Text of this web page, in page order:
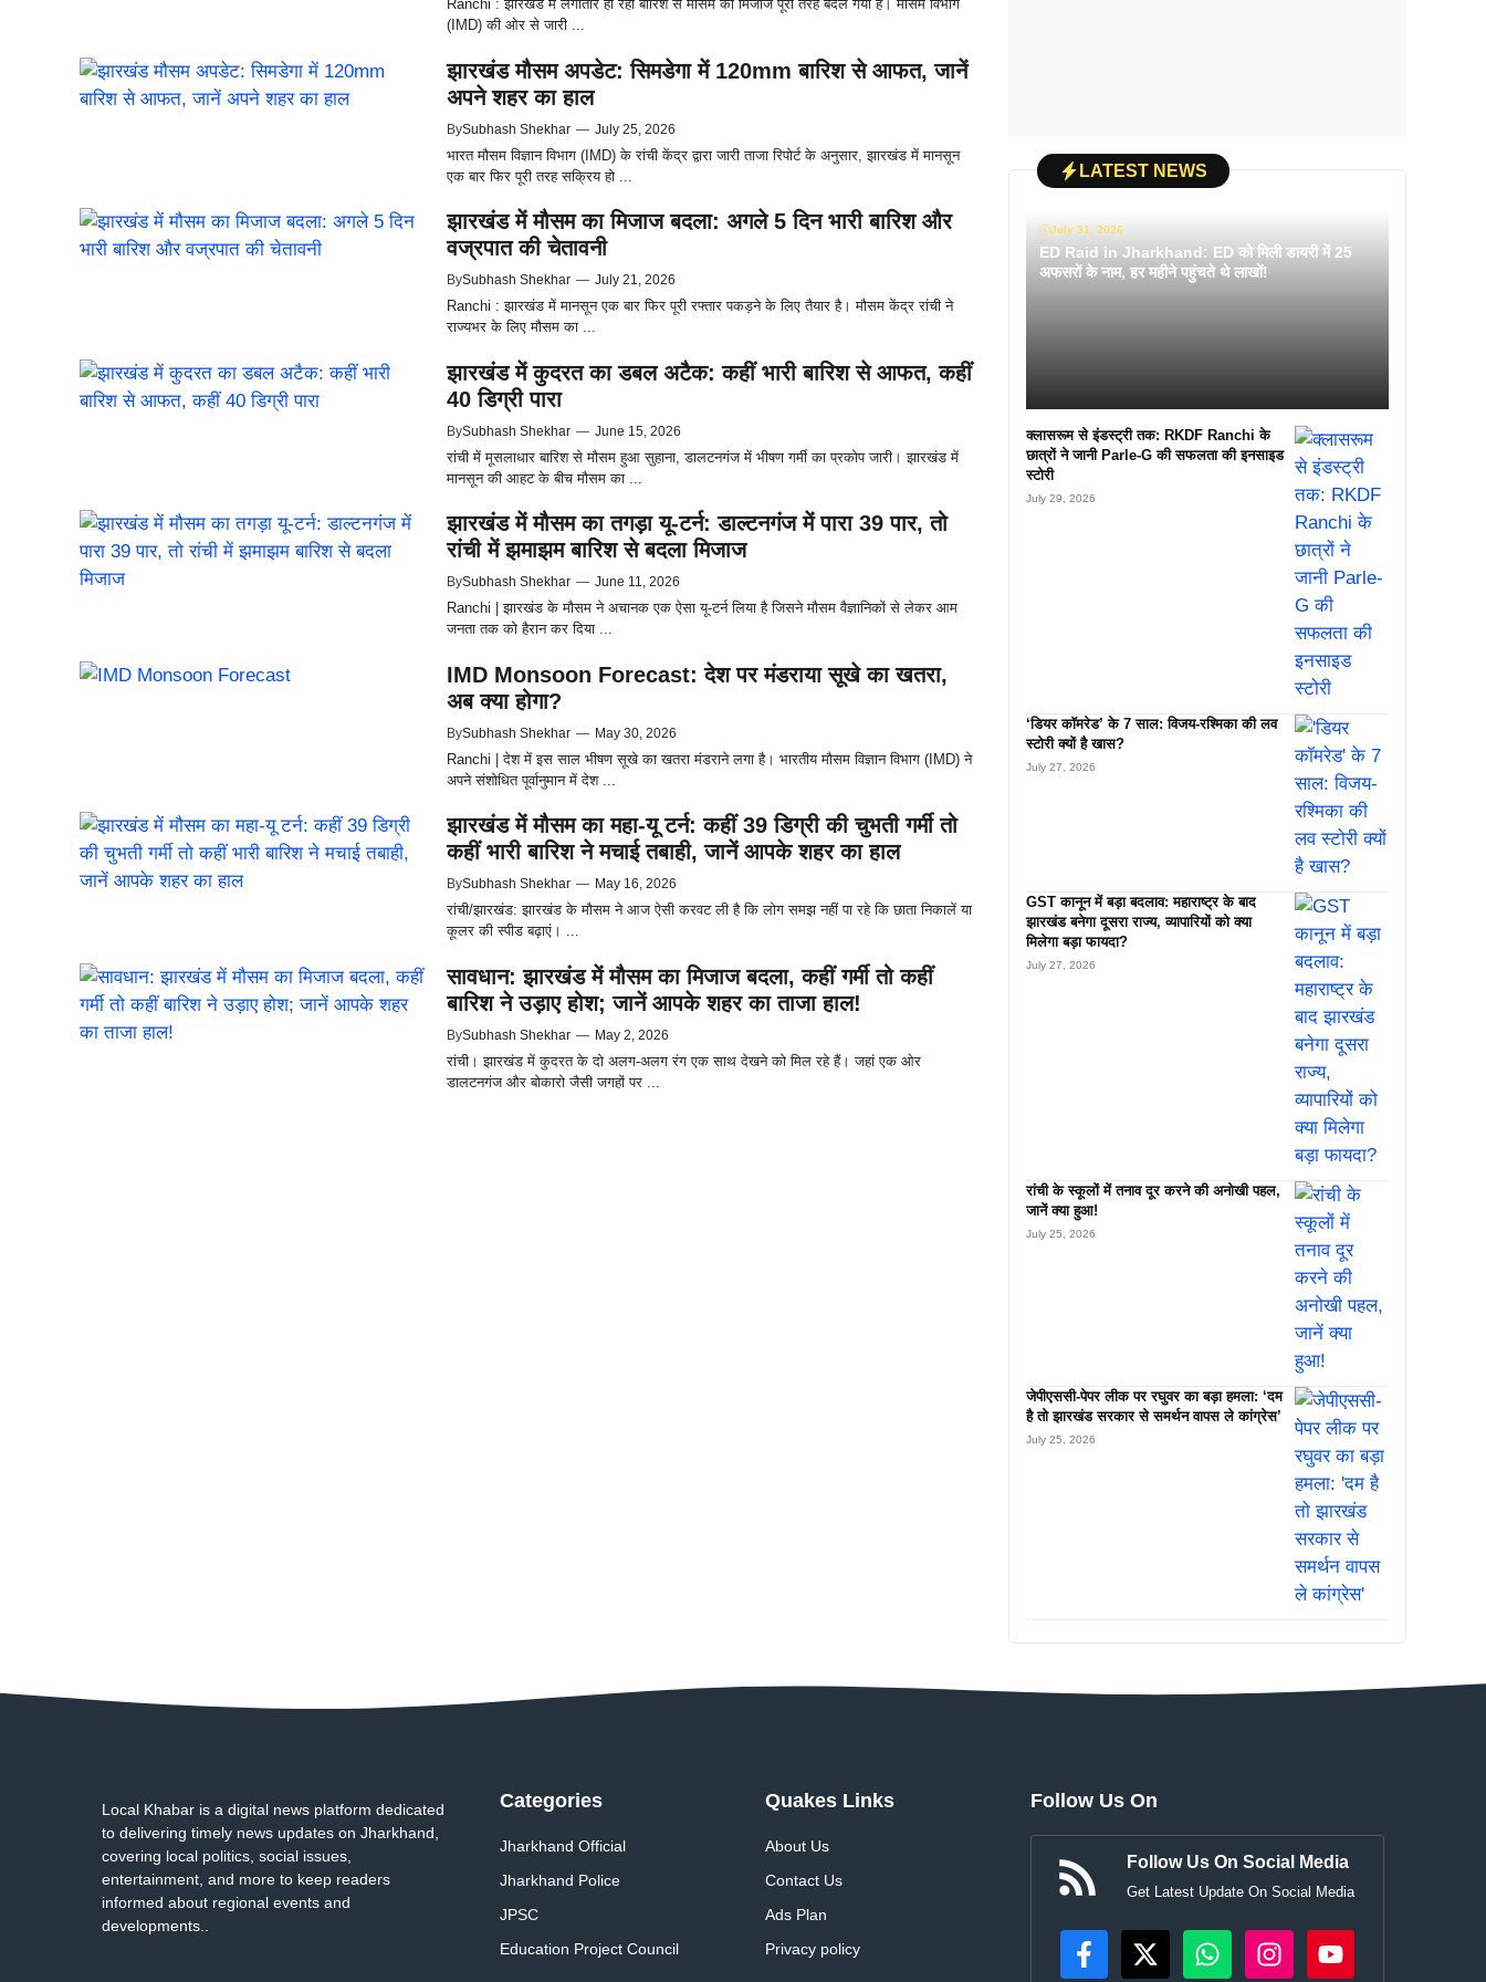
Ranchi : झारखंड में लगातार हो रही बारिश से मौसम का मिजाज पूरी तरह बदल गया है। मौसम विभाग
(IMD) की ओर से जारी ...
झारखंड मौसम अपडेट: सिमडेगा में 120mm बारिश से आफत, जानें
अपने शहर का हाल
BySubhash Shekhar — July 25, 2026
भारत मौसम विज्ञान विभाग (IMD) के रांची केंद्र द्वारा जारी ताजा रिपोर्ट के अनुसार, झारखंड में मानसून
एक बार फिर पूरी तरह सक्रिय हो ...
झारखंड में मौसम का मिजाज बदला: अगले 5 दिन भारी बारिश और
वज्रपात की चेतावनी
BySubhash Shekhar — July 21, 2026
Ranchi : झारखंड में मानसून एक बार फिर पूरी रफ्तार पकड़ने के लिए तैयार है। मौसम केंद्र रांची ने
राज्यभर के लिए मौसम का ...
झारखंड में कुदरत का डबल अटैक: कहीं भारी बारिश से आफत, कहीं
40 डिग्री पारा
BySubhash Shekhar — June 15, 2026
रांची में मूसलाधार बारिश से मौसम हुआ सुहाना, डालटनगंज में भीषण गर्मी का प्रकोप जारी। झारखंड में
मानसून की आहट के बीच मौसम का ...
झारखंड में मौसम का तगड़ा यू-टर्न: डाल्टनगंज में पारा 39 पार, तो
रांची में झमाझम बारिश से बदला मिजाज
BySubhash Shekhar — June 11, 2026
Ranchi | झारखंड के मौसम ने अचानक एक ऐसा यू-टर्न लिया है जिसने मौसम वैज्ञानिकों से लेकर आम
जनता तक को हैरान कर दिया ...
IMD Monsoon Forecast: देश पर मंडराया सूखे का खतरा,
अब क्या होगा?
BySubhash Shekhar — May 30, 2026
Ranchi | देश में इस साल भीषण सूखे का खतरा मंडराने लगा है। भारतीय मौसम विज्ञान विभाग (IMD) ने
अपने संशोधित पूर्वानुमान में देश ...
झारखंड में मौसम का महा-यू टर्न: कहीं 39 डिग्री की चुभती गर्मी तो
कहीं भारी बारिश ने मचाई तबाही, जानें आपके शहर का हाल
BySubhash Shekhar — May 16, 2026
रांची/झारखंड: झारखंड के मौसम ने आज ऐसी करवट ली है कि लोग समझ नहीं पा रहे कि छाता निकालें या
कूलर की स्पीड बढ़ाएं। ...
सावधान: झारखंड में मौसम का मिजाज बदला, कहीं गर्मी तो कहीं
बारिश ने उड़ाए होश; जानें आपके शहर का ताजा हाल!
BySubhash Shekhar — May 2, 2026
रांची। झारखंड में कुदरत के दो अलग-अलग रंग एक साथ देखने को मिल रहे हैं। जहां एक ओर
डालटनगंज और बोकारो जैसी जगहों पर ...
LATEST NEWS
July 31, 2026
ED Raid in Jharkhand: ED को मिली डायरी में 25
अफसरों के नाम, हर महीने पहुंचते थे लाखों!
क्लासरूम से इंडस्ट्री तक: RKDF Ranchi के
छात्रों ने जानी Parle-G की सफलता की इनसाइड
स्टोरी
July 29, 2026
‘डियर कॉमरेड’ के 7 साल: विजय-रश्मिका की लव
स्टोरी क्यों है खास?
July 27, 2026
GST कानून में बड़ा बदलाव: महाराष्ट्र के बाद
झारखंड बनेगा दूसरा राज्य, व्यापारियों को क्या
मिलेगा बड़ा फायदा?
July 27, 2026
रांची के स्कूलों में तनाव दूर करने की अनोखी पहल,
जानें क्या हुआ!
July 25, 2026
जेपीएससी-पेपर लीक पर रघुवर का बड़ा हमला: ‘दम
है तो झारखंड सरकार से समर्थन वापस ले कांग्रेस’
July 25, 2026
Local Khabar is a digital news platform dedicated
to delivering timely news updates on Jharkhand,
covering local politics, social issues,
entertainment, and more to keep readers
informed about regional events and
developments..
Categories
Jharkhand Official
Jharkhand Police
JPSC
Education Project Council
Quakes Links
About Us
Contact Us
Ads Plan
Privacy policy
Follow Us On
Follow Us On Social Media
Get Latest Update On Social Media